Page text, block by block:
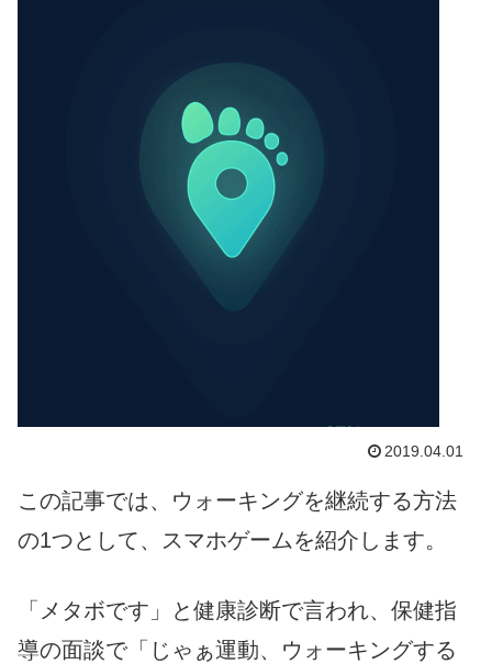
2019.04.01
この記事では、ウォーキングを継続する方法
の1つとして、スマホゲームを紹介します。
「メタボです」と健康診断で言われ、保健指
導の面談で「じゃぁ運動、ウォーキングする